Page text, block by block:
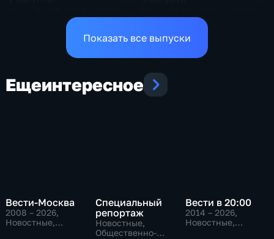
Показать все выпуски
Ещеинтересное
Вести-Москва
2008 – 2026,
Новостные,
Специальный
репортаж
Новостные,
Общественно-
Вести в 20:00
2014 – 2026,
Новостные,